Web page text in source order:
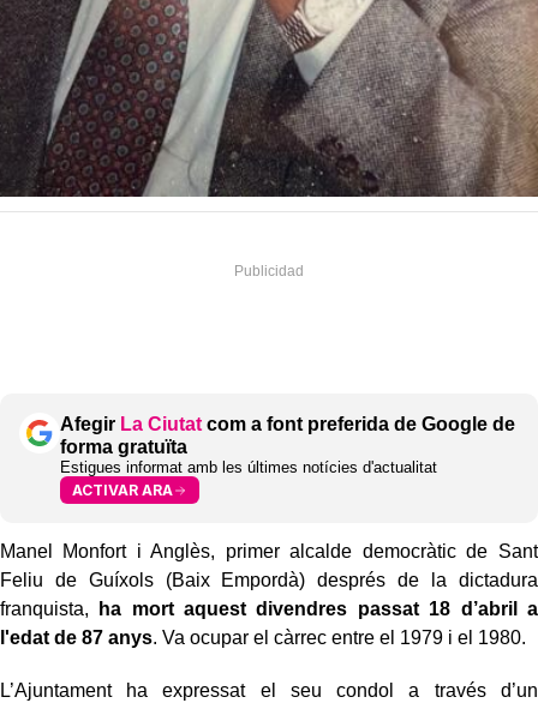
Afegir La Ciutatcom a font preferida de Google de
forma gratuïta
Estigues informat amb les últimes notícies d'actualitat
ACTIVAR ARA
Manel Monfort i Anglès, primer alcalde democràtic de Sant
Feliu de Guíxols (Baix Empordà) després de la dictadura
franquista,
ha mort aquest divendres passat 18 d’abril a
l'edat de 87 anys. Va ocupar el càrrec entre el 1979 i el 1980.
L’Ajuntament ha expressat el seu condol a través d’un